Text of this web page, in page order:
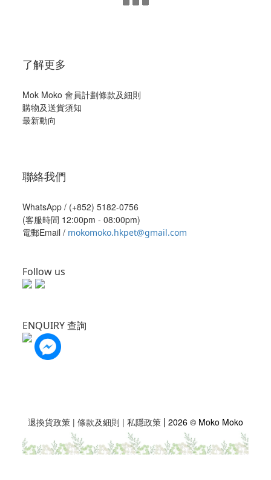
了解更多
Mok Moko 會員計劃條款及細則
購物及送貨須知
最新動向
聯絡我們
WhatsApp / (+852) 5182-0756
(客服時間 12:00pm - 08:00pm)
電郵Email / mokomoko.hkpet@gmail.com
Follow us
ENQUIRY 查詢
退換貨政策 | 條款及細則 | 私隱政策 | 2026 © Moko Moko